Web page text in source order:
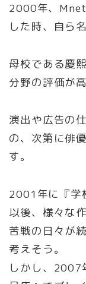
2000年、
した時、自ら
母校である慶
分野の評価が
演出や広告の
の、次第に俳
す。
2001年に『学
以後、様々な
苦戦の日々が
考えそう。
しかし、2007